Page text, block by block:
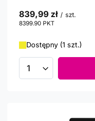
839,99 zł / szt.
8399.90 PKT
Dostępny (1 szt.)
Ilość produktów